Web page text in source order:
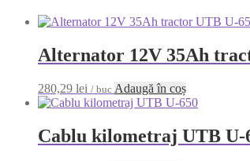
Alternator 12V 35Ah
280,29 lei / buc Adaugă în coș
Cablu kilometraj UTB U-